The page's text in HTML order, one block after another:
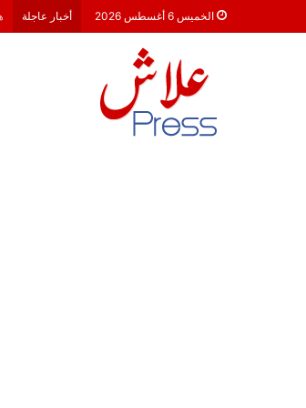
الخميس 6 أغسطس 2026 أخبار عاجلة